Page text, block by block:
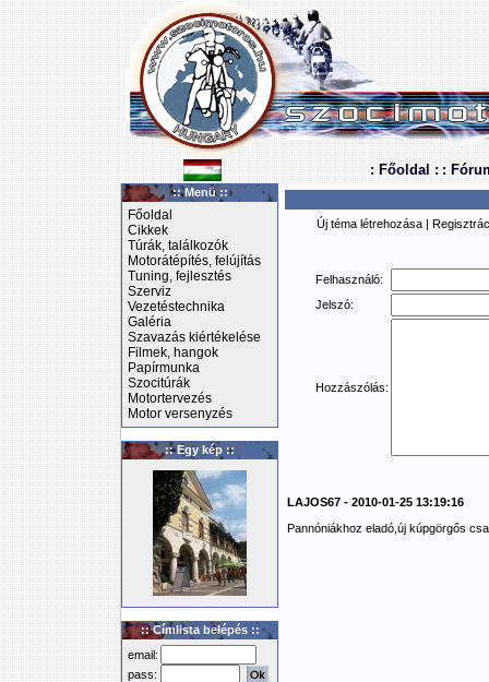
: Főoldal : :
:: Menü ::
Főoldal
Cikkek
Túrák, találkozók
Motorátépítés, felújítás
Tuning, fejlesztés
Szerviz
Vezetéstechnika
Galéria
Szavazás kiértékelése
Filmek, hangok
Papírmunka
Szocitúrák
Motortervezés
Motor versenyzés
:: Egy kép ::
:: Címlista belépés ::
email:
pass:
Új téma létrehozása |
Felhasználó:
Jelszó:
Hozzászólás:
LAJOS67 - 2010-01-25 13:19:16
Pannóniákhoz eladó,új kúpgörgős